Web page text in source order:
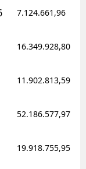
7.124.661,96
16.349.928,80
11.902.813,59
52.186.577,97
19.918.755,95